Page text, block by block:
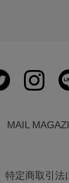
MAIL
特定商取引法